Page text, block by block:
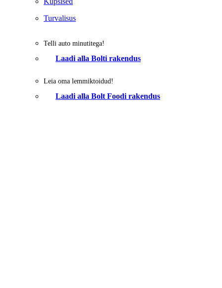
Turvalisus
Telli auto minutitega!
Laadi alla Bolti rakendus
Leia oma lemmiktoidud!
Laadi alla Bolt Foodi rakendus